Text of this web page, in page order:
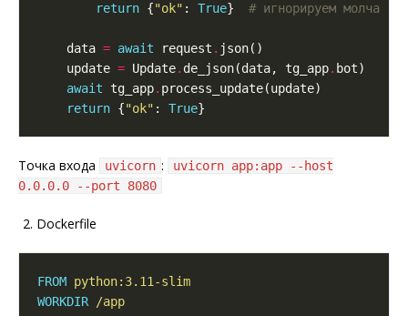
return {"ok" : True} # игнорируем молча
    data
= await request .
    update
= Update. de_json(data, tg_app.
await tg_app.
return {"ok" : True
Точка входа uvicorn :
uvicorn app:app --host
0.0.0.0 --port 8080
Dockerfile
FROM python:3.11-slim
WORKDIR /app